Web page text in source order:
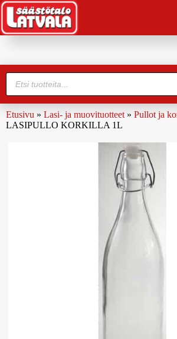
Etusivu » Lasi- ja muovituotteet » Pullot ja
LASIPULLO KORKILLA 1L